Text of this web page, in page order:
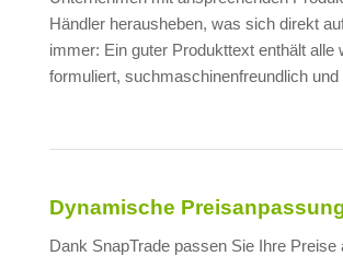
Händler herausheben, was sich direkt
immer: Ein guter Produkttext enthält
formuliert, suchmaschinenfreundlich
Dynamische
Dank SnapTrade passen Sie Ihre